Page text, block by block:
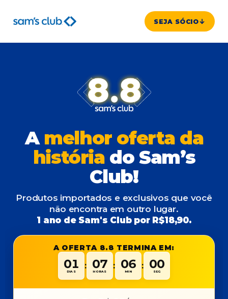
SEJA SÓCIO
A melhor oferta da
históriado Sam’s
Club!
Produtos importados e exclusivos que você
não encontra em outro lugar.
1 ano de Sam's Club por R$18,90.
A OFERTA 8.8 TERMINA EM:
01
DIAS
: 07
HORAS
: 06
MIN
: 00
SEG